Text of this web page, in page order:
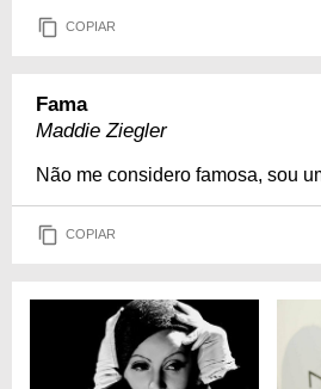
COPIAR
Fama
Maddie Ziegler
Não me considero famosa, sou
COPIAR